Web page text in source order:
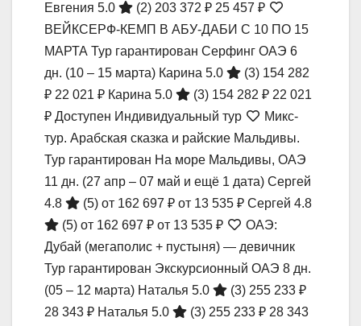
Евгения 5.0
(2) 203 372 ₽ 25 457 ₽
ВЕЙКСЕРФ-КЕМП В АБУ-ДАБИ С 10 ПО 15
МАРТА Тур гарантирован Серфинг ОАЭ 6
дн. (10 – 15 марта) Карина 5.0 (3) 154 282
₽ 22 021 ₽ Карина 5.0 (3) 154 282 ₽ 22 021
₽ Доступен Индивидуальный тур
Микс-
тур. Арабская сказка и райские Мальдивы.
Тур гарантирован На море Мальдивы, ОАЭ
11 дн. (27 апр – 07 май и ещё 1 дата) Сергей
4.8
(5) от 162 697 ₽ от 13 535 ₽ Сергей 4.8
(5) от 162 697 ₽ от 13 535 ₽
ОАЭ:
Дубай (мегаполис + пустыня) — девичник
Тур гарантирован Экскурсионный ОАЭ 8 дн.
(05 – 12 марта) Наталья 5.0 (3) 255 233 ₽
28 343 ₽ Наталья 5.0 (3) 255 233 ₽ 28 343